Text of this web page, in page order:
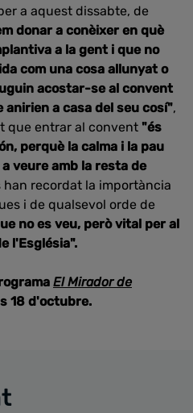
a aquest dissabte, de
donar a conèixer en què
a la gent i que no
com una cosa allunyat o
acostar-se al convent
anirien a casa del seu cosí",
que entrar al convent "és
perquè la calma i la pau
veure amb la resta de
han recordat la importància
i de qualsevol orde de
no es veu, però vital per al
l'Església".
El Mirador de
18 d'octubre.